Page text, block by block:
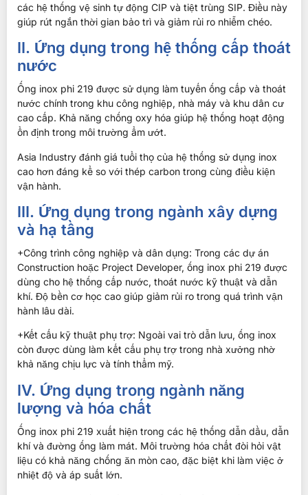
các hệ thống vệ sinh tự động CIP và tiệt trùng SIP. Điều này
giúp rút ngắn thời gian bảo trì và giảm rủi ro nhiễm chéo.
II. Ứng dụng trong hệ thống cấp thoát
nước
Ống inox phi 219 được sử dụng làm tuyến ống cấp và thoát
nước chính trong khu công nghiệp, nhà máy và khu dân cư
cao cấp. Khả năng chống oxy hóa giúp hệ thống hoạt động
ổn định trong môi trường ẩm ướt.
Asia Industry đánh giá tuổi thọ của hệ thống sử dụng inox
cao hơn đáng kể so với thép carbon trong cùng điều kiện
vận hành.
III. Ứng dụng trong ngành xây dựng
và hạ tầng
+Công trình công nghiệp và dân dụng: Trong các dự án
Construction hoặc Project Developer, ống inox phi 219 được
dùng cho hệ thống cấp nước, thoát nước kỹ thuật và dẫn
khí. Độ bền cơ học cao giúp giảm rủi ro trong quá trình vận
hành lâu dài.
+Kết cấu kỹ thuật phụ trợ: Ngoài vai trò dẫn lưu, ống inox
còn được dùng làm kết cấu phụ trợ trong nhà xưởng nhờ
khả năng chịu lực và tính thẩm mỹ.
IV. Ứng dụng trong ngành năng
lượng và hóa chất
Ống inox phi 219 xuất hiện trong các hệ thống dẫn dầu, dẫn
khí và đường ống làm mát. Môi trường hóa chất đòi hỏi vật
liệu có khả năng chống ăn mòn cao, đặc biệt khi làm việc ở
nhiệt độ và áp suất lớn.